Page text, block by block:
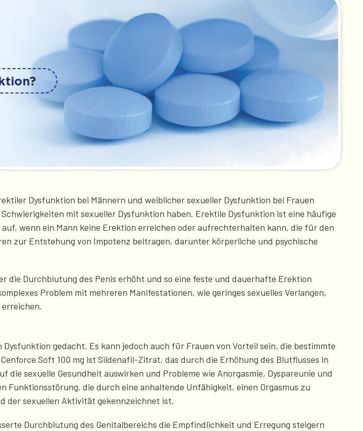
?
Dysfunktion bei Männern und weiblicher sexueller Dysfunktion bei Frauen
mit sexueller Dysfunktion haben. Erektile Dysfunktion ist eine häufige
wenn ein Mann keine Erektion erreichen oder aufrechterhalten kann, die für den
zur Entstehung von Impotenz beitragen, darunter körperliche und psychische
Durchblutung des Penis erhöht und so eine feste und dauerhafte Erektion
Problem mit mehreren Manifestationen, wie geringes sexuelles Verlangen,
gedacht. Es kann jedoch auch für Frauen von Vorteil sein, die bestimmte
Soft 100 mg ist Sildenafil-Zitrat, das durch die Erhöhung des Blutflusses in
sexuelle Gesundheit auswirken und Probleme wie Anorgasmie, Dyspareunie und
Funktionsstörung, die durch eine anhaltende Unfähigkeit, einen Orgasmus zu
der sexuellen Aktivität gekennzeichnet ist.
Durchblutung des Genitalbereichs die Empfindlichkeit und Erregung steigern